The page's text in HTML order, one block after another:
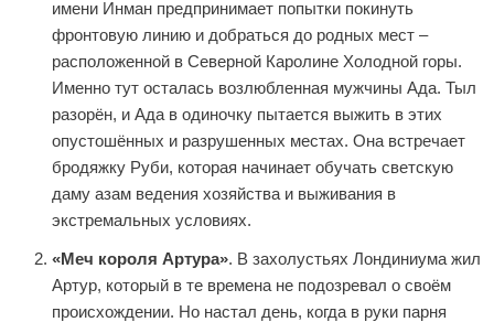
имени Инман предпринимает попытки покинуть
фронтовую линию и добраться до родных мест –
расположенной в Северной Каролине Холодной горы.
Именно тут осталась возлюбленная мужчины Ада. Тыл
разорён, и Ада в одиночку пытается выжить в этих
опустошённых и разрушенных местах. Она встречает
бродяжку Руби, которая начинает обучать светскую
даму азам ведения хозяйства и выживания в
экстремальных условиях.
«Меч короля Артура». В захолустьях Лондиниума жил
Артур, который в те времена не подозревал о своём
происхождении. Но настал день, когда в руки парня